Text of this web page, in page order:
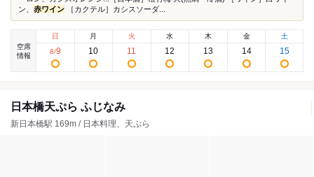
ン、 赤ワイン ［カクテル］カシスソーダ...
空席
情報
日
8/9
月
10
火
11
水
12
木
13
金
14
土
15
日本橋天ぷら ふじなみ
新日本橋駅 169m / 日本料理、天ぷら